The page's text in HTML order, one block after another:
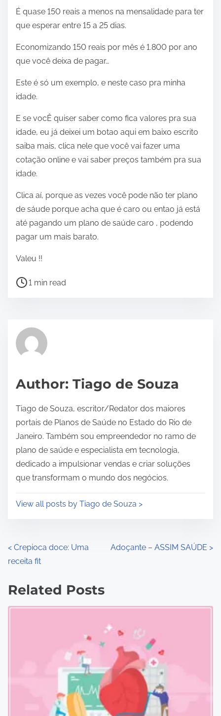
É quase 150 reais a menos na mensalidade para ter
que esperar entre 15 a 25 dias.
Economizando 150 reais por mês é 1.800 por ano
que você deixa de pagar…
Este é só um exemplo, e neste caso pra minha
idade.
E se vocÊ quiser saber como fica valores pra sua
idade, eu já deixei um botao aqui em baixo escrito
saiba mais, clica nele que você vai fazer uma
cotação online e vai saber preços também pra sua
idade.
Clica aí, porque as vezes você pode não ter plano
de sáude porque acha que é caro ou entao já está
até pagando um plano de saúde caro , podendo
pagar um mais barato.
Valeu !!
P
r
e
t
i
e
1 min read
Author: Tiago de Souza
Tiago de Souza, escritor/Redator dos maiores
portais de Planos de Saúde no Estado do Rio de
Janeiro. Também sou empreendedor no ramo de
plano de saúde e especialista em tecnologia,
dedicado a impulsionar vendas e criar soluções
que transformam o mundo dos negócios.
View all posts by Tiago de Souza >
P
s
t
< Crepioca doce: Uma
receita fit
Adoçante – ASSIM SAÚDE >
Related Posts